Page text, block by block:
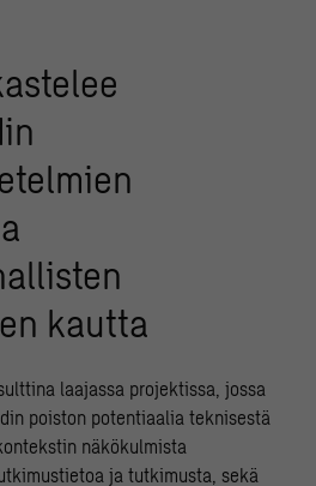
kautta
laajassa projektissa, jossa
poiston potentiaalia teknisestä
näkökulmista
ja tutkimusta, sekä